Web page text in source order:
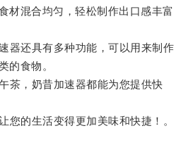
材混合均匀，轻松制作出口感丰富
还具有多种功能，可以用来制作
的食物。
，奶昔加速器都能为您提供快
的生活变得更加美味和快捷！。